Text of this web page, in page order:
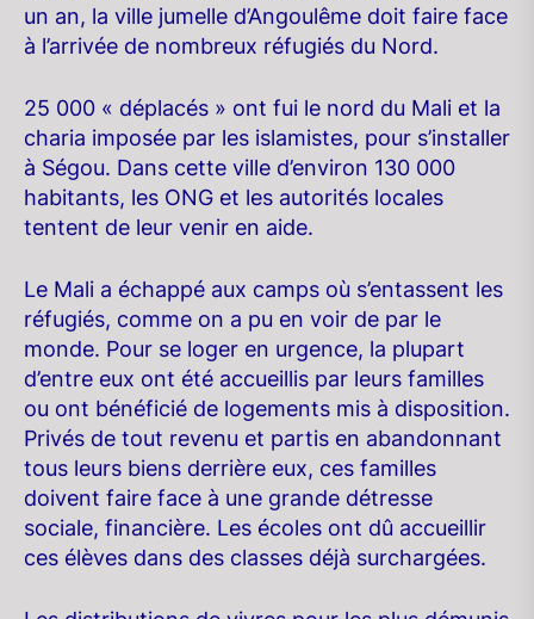
un an, la ville jumelle d’Angoulême doit faire face
à l’arrivée de nombreux réfugiés du Nord.
25 000 « déplacés » ont fui le nord du Mali et la
charia imposée par les islamistes, pour s’installer
à Ségou. Dans cette ville d’environ 130 000
habitants, les ONG et les autorités locales
tentent de leur venir en aide.
Le Mali a échappé aux camps où s’entassent les
réfugiés, comme on a pu en voir de par le
monde. Pour se loger en urgence, la plupart
d’entre eux ont été accueillis par leurs familles
ou ont bénéficié de logements mis à disposition.
Privés de tout revenu et partis en abandonnant
tous leurs biens derrière eux, ces familles
doivent faire face à une grande détresse
sociale, financière. Les écoles ont dû accueillir
ces élèves dans des classes déjà surchargées.